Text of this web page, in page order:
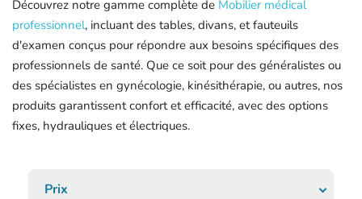
Découvrez notre gamme complète de Mobilier médical
professionnel, incluant des tables, divans, et fauteuils
d'examen conçus pour répondre aux besoins spécifiques des
professionnels de santé. Que ce soit pour des généralistes ou
des spécialistes en gynécologie, kinésithérapie, ou autres, nos
produits garantissent confort et efficacité, avec des options
fixes, hydrauliques et électriques.
Prix